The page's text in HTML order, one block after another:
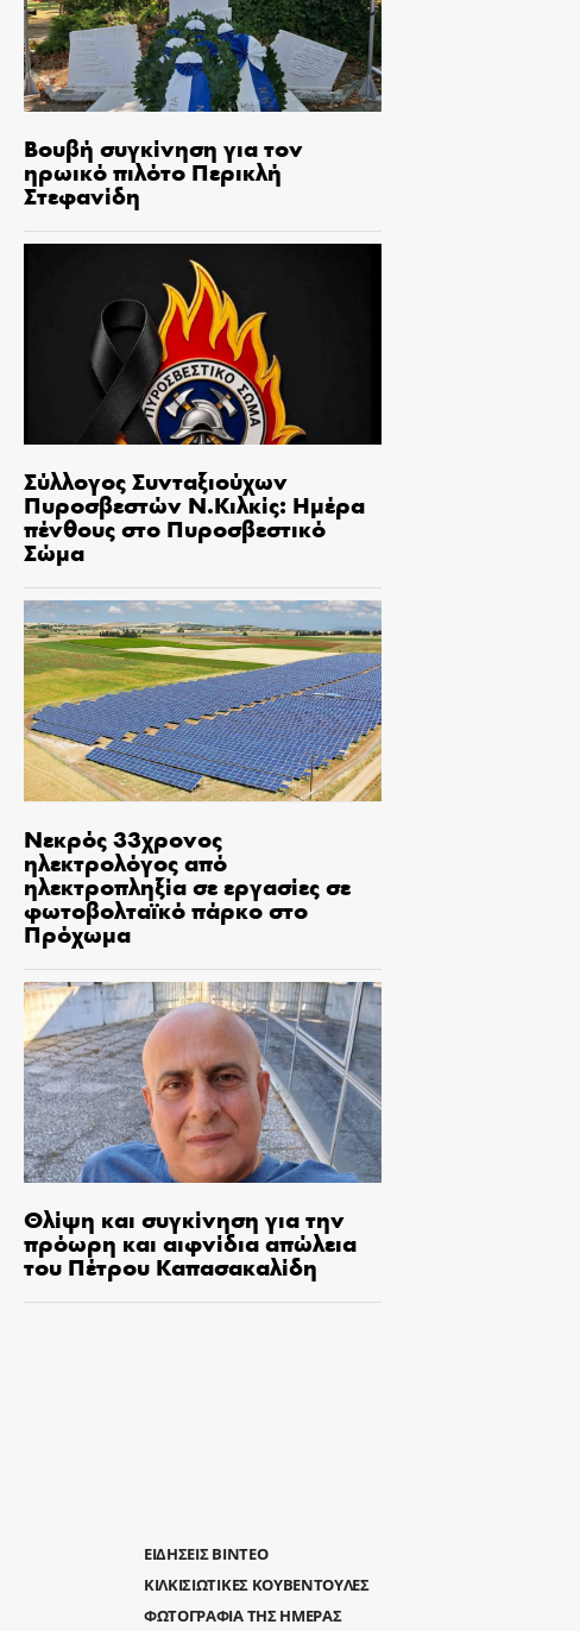
Βουβή συγκίνηση για τον
ηρωικό πιλότο Περικλή
Στεφανίδη
Σύλλογος Συνταξιούχων
Πυροσβεστών Ν.Κιλκίς: Ημέρα
πένθους στο Πυροσβεστικό
Σώμα
Νεκρός 33χρονος
ηλεκτρολόγος από
ηλεκτροπληξία σε εργασίες σε
φωτοβολταϊκό πάρκο στο
Πρόχωμα
Θλίψη και συγκίνηση για την
πρόωρη και αιφνίδια απώλεια
του Πέτρου Καπασακαλίδη
ΕΙΔΗΣΕΙΣ ΒΙΝΤΕΟ
ΚΙΛΚΙΣΙΩΤΙΚΕΣ ΚΟΥΒΕΝΤΟΥΛΕΣ
ΦΩΤΟΓΡΑΦΙΑ ΤΗΣ ΗΜΕΡΑΣ